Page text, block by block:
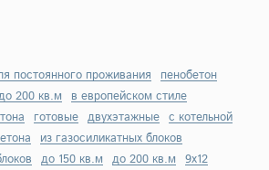
постоянного проживания
пенобетон
200 кв.м
в европейском стиле
готовые двухэтажные с котельной
из газосиликатных блоков
до 150 кв.м до 200 кв.м 9х12